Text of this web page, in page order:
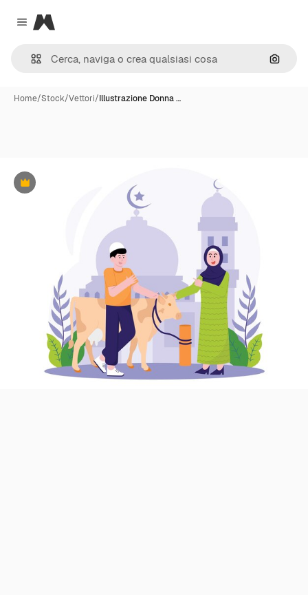
Close menu
Magnific
Cerca
Home/Stock/Vettori/Illustrazione Donna …
Premium